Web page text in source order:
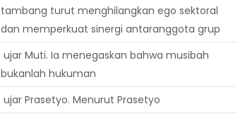
tambang turut menghilangkan ego sektoral
dan memperkuat sinergi antaranggota grup
 ujar Muti. Ia menegaskan bahwa musibah
bukanlah hukuman
 ujar Prasetyo. Menurut Prasetyo